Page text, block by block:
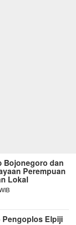
Bojonegoro dan
Perempuan
Lokal
Pengoplos Elpiji